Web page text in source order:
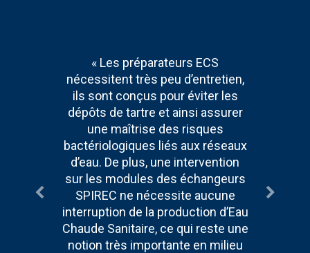
« Les préparateurs ECS
nécessitent très peu d’entretien,
ils sont conçus pour éviter les
dépôts de tartre et ainsi assurer
une maîtrise des risques
bactériologiques liés aux réseaux
d’eau. De plus, une intervention
sur les modules des échangeurs
SPIREC ne nécessite aucune
interruption de la production d’Eau
Chaude Sanitaire, ce qui reste une
notion très importante en milieu